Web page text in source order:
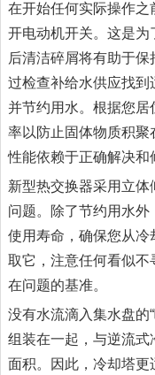
在开始任何实际操作
开电动机开关。这是
后清洁碎屑将有助于
过检查补给水供应找
并节约用水。根据您
率以防止固体物质积
性能依赖于正确解决和
新型热交换器采用立
问题。除了节约用水
使用寿命，确保您从
取它，注意任何看似
在问题的基准。
没有水流滴入集水盘的
组装在一起，与逆流
面积。因此，冷却塔